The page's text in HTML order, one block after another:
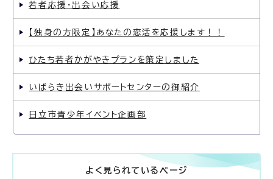
若者応援・出会い応援
【独身の方限定】あなたの恋活を応援します！！
ひたち若者かがやきプランを策定しました
いばらき出会いサポートセンターの御紹介
日立市青少年イベント企画部
よく見られているページ